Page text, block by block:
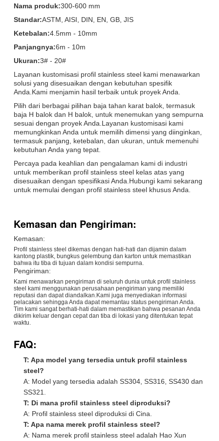
Nama produk:300-600 mm
Standar:ASTM, AISI, DIN, EN, GB, JIS
Ketebalan:4.5mm - 10mm
Panjangnya:6m - 10m
Ukuran:3# - 20#
Layanan kustomisasi profil stainless steel kami menawarkan
solusi yang disesuaikan dengan kebutuhan spesifik
Anda.Kami menjamin hasil terbaik untuk proyek Anda.
Pilih dari berbagai pilihan baja tahan karat balok, termasuk
baja H balok dan H balok, untuk menemukan yang sempurna
sesuai dengan proyek Anda.Layanan kustomisasi kami
memungkinkan Anda untuk memilih dimensi yang diinginkan,
termasuk panjang, ketebalan, dan ukuran, untuk memenuhi
kebutuhan Anda yang tepat.
Percaya pada keahlian dan pengalaman kami di industri
untuk memberikan profil stainless steel kelas atas yang
disesuaikan dengan spesifikasi Anda.Hubungi kami sekarang
untuk memulai dengan profil stainless steel khusus Anda.
Kemasan dan Pengiriman:
Kemasan:
Profil stainless steel dikemas dengan hati-hati dan dijamin dalam
kantong plastik, bungkus gelembung dan karton untuk memastikan
bahwa itu tiba di tujuan dalam kondisi sempurna.
Pengiriman:
Kami menawarkan pengiriman di seluruh dunia untuk profil stainless
steel kami menggunakan perusahaan pengiriman yang memiliki
reputasi dan dapat diandalkan.Kami juga menyediakan informasi
pelacakan sehingga Anda dapat memantau status pengiriman Anda.
Tim kami sangat berhati-hati dalam memastikan bahwa pesanan Anda
dikirim keluar dengan cepat dan tiba di lokasi yang ditentukan tepat
waktu.
FAQ:
T: Apa model yang tersedia untuk profil stainless
steel?
A: Model yang tersedia adalah SS304, SS316, SS430 dan
SS321.
T: Di mana profil stainless steel diproduksi?
A: Profil stainless steel diproduksi di Cina.
T: Apa nama merek profil stainless steel?
A: Nama merek profil stainless steel adalah Hao Xun